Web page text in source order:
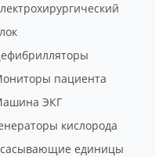
пациента
ЭКГ
кислорода
единицы